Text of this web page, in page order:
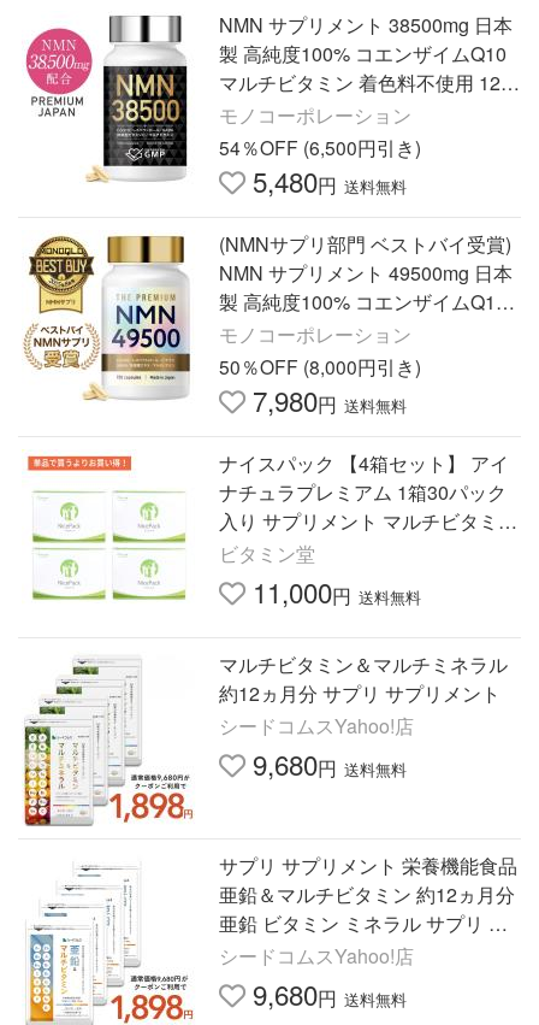
NMN サプリメント 38500mg 日本
製 高純度100% コエンザイムQ10
マルチビタミン 着色料不使用 120
日分
モノコーポレーション
54％OFF (6,500円引き)
5,480円 送料無料
(NMNサプリ部門 ベストバイ受賞)
NMN サプリメント 49500mg 日本
製 高純度100% コエンザイムQ10
乳酸菌エキス ビオチン マルチビタ
ミン GMP認定商品 150日分
モノコーポレーション
50％OFF (8,000円引き)
7,980円 送料無料
ナイスパック 【4箱セット】 アイ
ナチュラプレミアム 1箱30パック
入り サプリメント マルチビタミン
&ミネラル ビタミン ミネラル コエ
ンザイムQ10
ビタミン堂
11,000円 送料無料
マルチビタミン＆マルチミネラル
約12ヵ月分 サプリ サプリメント
シードコムスYahoo!店
9,680円 送料無料
サプリ サプリメント 栄養機能食品
亜鉛＆マルチビタミン 約12ヵ月分
亜鉛 ビタミン ミネラル サプリ サ
プリメント
シードコムスYahoo!店
9,680円 送料無料